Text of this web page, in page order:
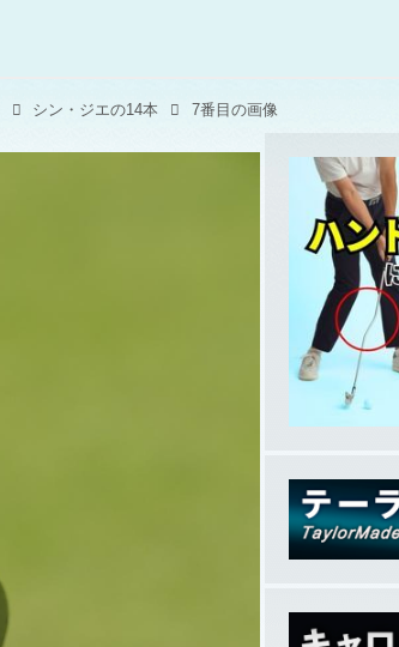
シン・ジエの14本 7番目の画像